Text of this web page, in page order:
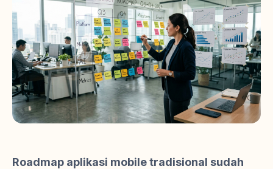
Roadmap aplikasi mobile tradisional sudah